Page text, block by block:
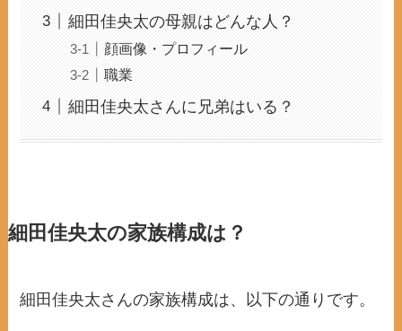
細田佳央太の母親はどんな人？
顔画像・プロフィール
職業
細田佳央太さんに兄弟はいる？
細田佳央太の家族構成は？
細田佳央太さんの家族構成は、以下の通りです。